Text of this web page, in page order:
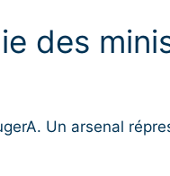
des
Un arsenal